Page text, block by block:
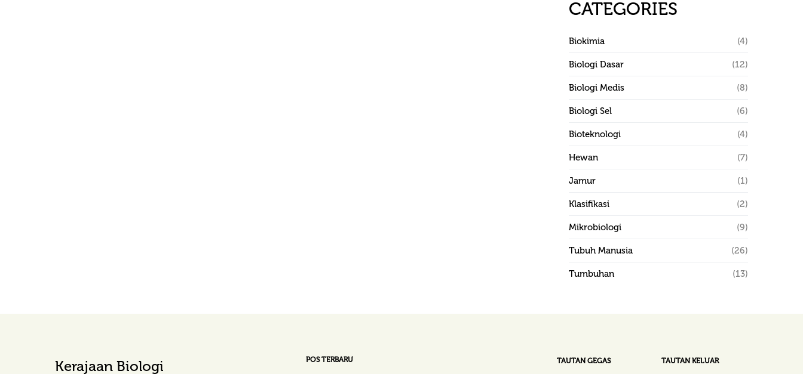
CATEGORIES
Biokimia (4)
Biologi Dasar (12)
Biologi Medis (8)
Biologi Sel (6)
Bioteknologi (4)
Hewan (7)
Jamur (1)
Klasifikasi (2)
Mikrobiologi (9)
Tubuh Manusia (26)
Tumbuhan (13)
Kerajaan Biologi POS TERBARU TAUTAN GEGAS TAUTAN KELUAR